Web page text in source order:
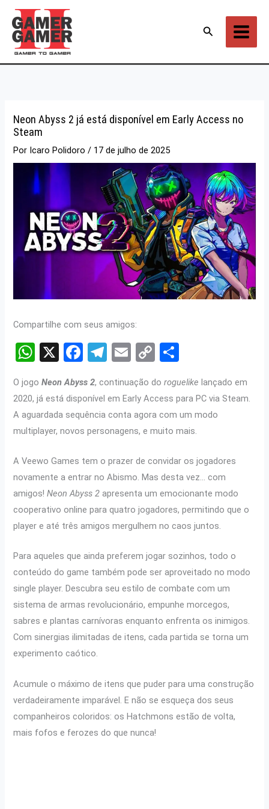
para
conteúdo
Pesquisar
Neon Abyss 2 já está disponível em Early Access no
Steam
Por Icaro Polidoro/ 17 de julho de 2025
Compartilhe com seus amigos:
W
at
s
A
p
X
F
ce
b
o
k
T
e
gr
a
E
ail
C
py
Li
n
ar
e
O jogoNeon Abyss 2, continuação doroguelike lançado em
2020, já está disponível em Early Access para PC via Steam.
A aguardada sequência conta agora com um modo
multiplayer, novos personagens, e muito mais.
A Veewo Games tem o prazer de convidar os jogadores
novamente a entrar no Abismo. Mas desta vez… com
amigos!Neon Abyss 2 apresenta um emocionante modo
cooperativo online para quatro jogadores, permitindo que o
player e até três amigos mergulhem no caos juntos.
Para aqueles que ainda preferem jogar sozinhos, todo o
conteúdo do game também pode ser aproveitado no modo
single player. Descubra seu estilo de combate com um
sistema de armas revolucionário, empunhe morcegos,
sabres e plantas carnívoras enquanto enfrenta os inimigos.
Com sinergias ilimitadas de itens, cada partida se torna um
experimento caótico.
Acumule o máximo de itens que puder para uma construção
verdadeiramente imparável. E não se esqueça dos seus
companheiros coloridos: os Hatchmons estão de volta,
mais fofos e ferozes do que nunca!